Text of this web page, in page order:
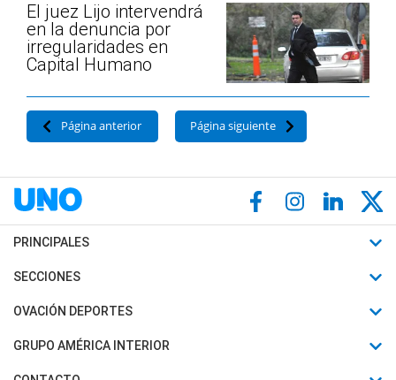
El juez Lijo intervendrá
en la denuncia por
irregularidades en
Capital Humano
Página anterior Página siguiente
PRINCIPALES
Últimas Noticias
Política
SECCIONES
Horóscopo
Motores
OVACIÓN DEPORTES
Fútbol
Mundial
GRUPO AMÉRICA INTERIOR